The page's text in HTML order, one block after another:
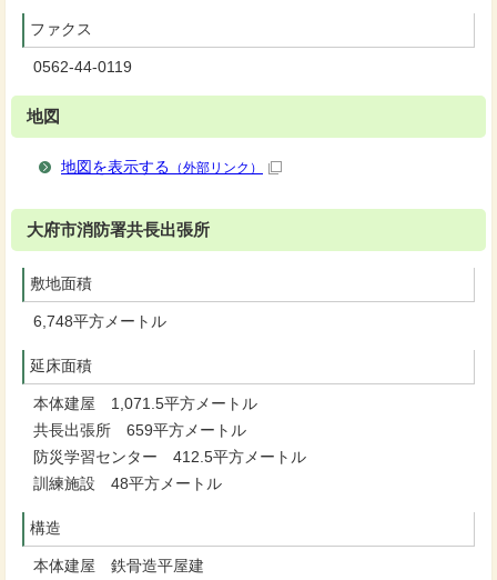
ファクス
0562-44-0119
地図
地図を表示する （外部リンク）
大府市消防署共長出張所
敷地面積
6,748平方メートル
延床面積
本体建屋 1,071.5平方メートル
共長出張所 659平方メートル
防災学習センター 412.5平方メートル
訓練施設 48平方メートル
構造
本体建屋 鉄骨造平屋建